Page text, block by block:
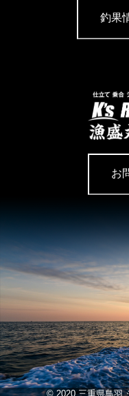
釣果
お
© 2020 三重県鳥羽